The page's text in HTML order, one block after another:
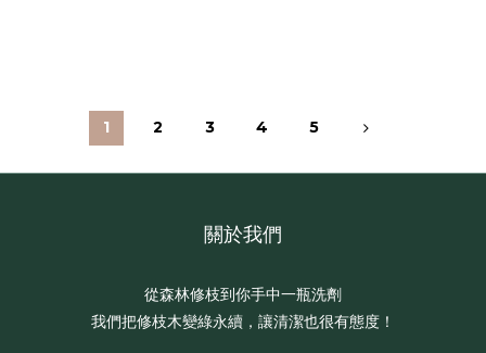
1 2 3 4 5
關於我們
從森林修枝到你手中一瓶洗劑
我們把修枝木變綠永續，讓清潔也很有態度！